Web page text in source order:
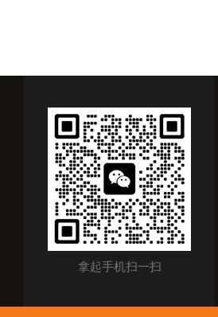
拿起手机扫一扫